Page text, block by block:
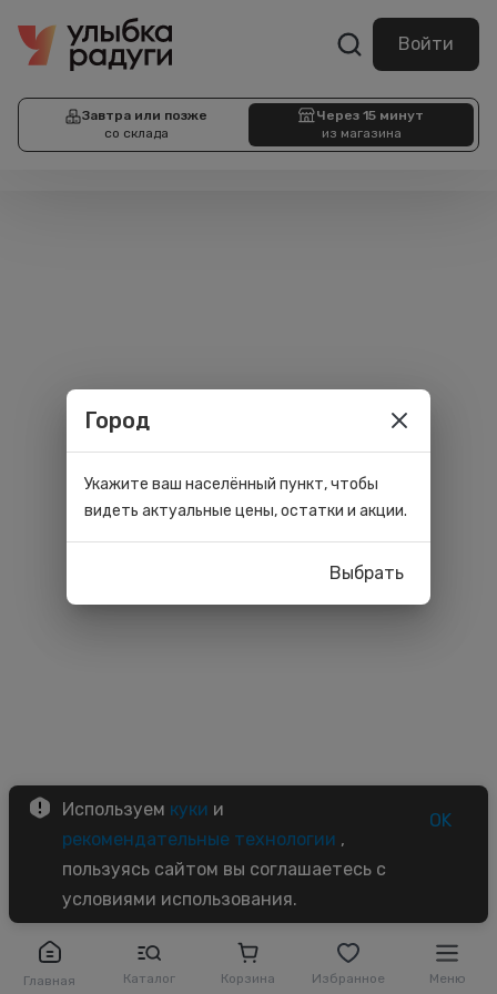
Войти
Завтра или позже
со склада
Через 15 минут
из магазина
Главная Каталог Корзина Избранное Меню
Используем куки и
рекомендательные технологии ,
пользуясь сайтом вы соглашаетесь с
условиями использования.
OK
Город
Укажите ваш населённый пункт, чтобы
видеть актуальные цены, остатки и акции.
Выбрать